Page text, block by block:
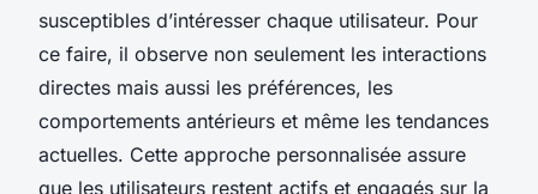
susceptibles d’intéresser chaque utilisateur. Pour
ce faire, il observe non seulement les interactions
directes mais aussi les préférences, les
comportements antérieurs et même les tendances
actuelles. Cette approche personnalisée assure
que les utilisateurs restent actifs et engagés sur la